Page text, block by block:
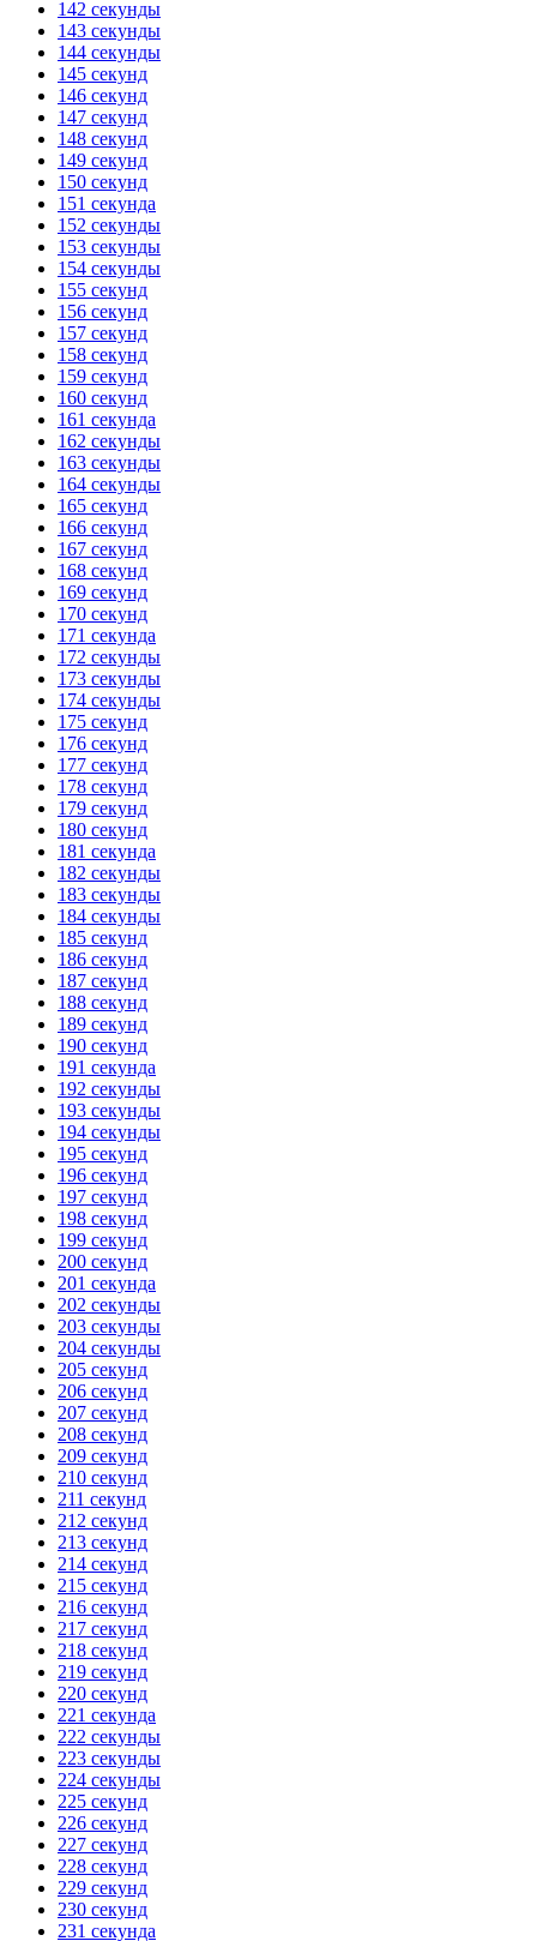
142 секунды
143 секунды
144 секунды
145 секунд
146 секунд
147 секунд
148 секунд
149 секунд
150 секунд
151 секунда
152 секунды
153 секунды
154 секунды
155 секунд
156 секунд
157 секунд
158 секунд
159 секунд
160 секунд
161 секунда
162 секунды
163 секунды
164 секунды
165 секунд
166 секунд
167 секунд
168 секунд
169 секунд
170 секунд
171 секунда
172 секунды
173 секунды
174 секунды
175 секунд
176 секунд
177 секунд
178 секунд
179 секунд
180 секунд
181 секунда
182 секунды
183 секунды
184 секунды
185 секунд
186 секунд
187 секунд
188 секунд
189 секунд
190 секунд
191 секунда
192 секунды
193 секунды
194 секунды
195 секунд
196 секунд
197 секунд
198 секунд
199 секунд
200 секунд
201 секунда
202 секунды
203 секунды
204 секунды
205 секунд
206 секунд
207 секунд
208 секунд
209 секунд
210 секунд
211 секунд
212 секунд
213 секунд
214 секунд
215 секунд
216 секунд
217 секунд
218 секунд
219 секунд
220 секунд
221 секунда
222 секунды
223 секунды
224 секунды
225 секунд
226 секунд
227 секунд
228 секунд
229 секунд
230 секунд
231 секунда